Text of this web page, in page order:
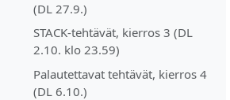
(DL 27.9.)
STACK-tehtävät, kierros 3 (DL
2.10. klo 23.59)
Palautettavat tehtävät, kierros 4
(DL 6.10.)